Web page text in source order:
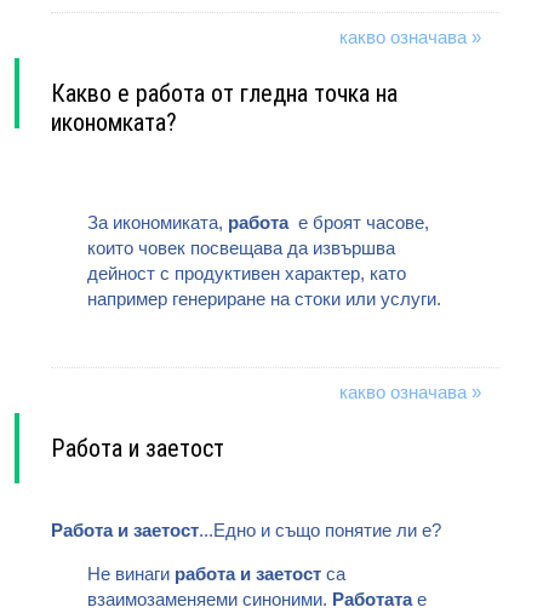
какво означава »
Какво е работа от гледна точка на
икономката?
За икономиката, работае броят часове,
които човек посвещава да извършва
дейност с продуктивен характер, като
например генериране на стоки или услуги.
какво означава »
Работа и заетост
Работа и заетост...Едно и също понятие ли е?
Не винаги работа и заетост са
взаимозаменяеми синоними. Работатае